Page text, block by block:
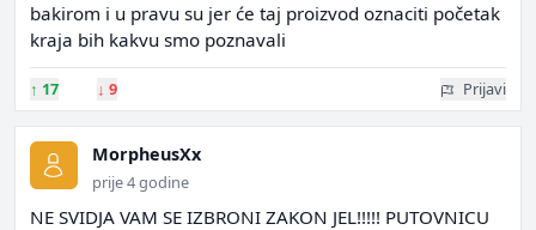
bakirom i u pravu su jer će taj proizvod oznaciti početak
kraja bih kakvu smo poznavali
↑ 17 ↓ 9 Prijavi
MorpheusXx
prije 4 godine
NE SVIDJA VAM SE IZBRONI ZAKON JEL!!!!! PUTOVNICU